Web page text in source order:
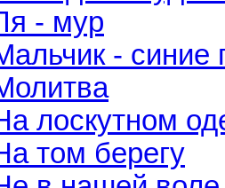
- мур
- синие
лоскутном
том берегу